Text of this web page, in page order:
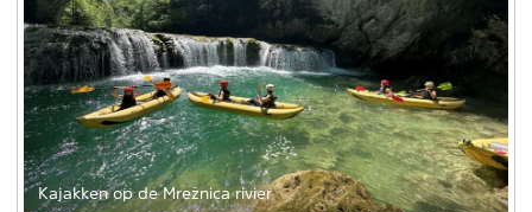
Kajakken op de Mrežnica rivier